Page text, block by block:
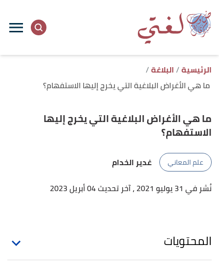
الرئيسية البلاغة
ما هي الأغراض البلاغية التي يخرج إليها الاستفهام؟
ما هي الأغراض البلاغية التي يخرج إليها
الاستفهام؟
علم المعاني
غدير الخدام
نُشر في 31 يوليو 2021
، آخر تحديث 04 أبريل 2023
المحتويات